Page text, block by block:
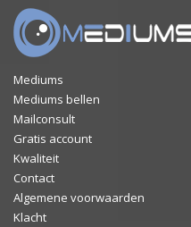
Mediums
Mediums bellen
Mailconsult
Gratis account
Kwaliteit
Contact
Algemene voorwaarden
Klacht